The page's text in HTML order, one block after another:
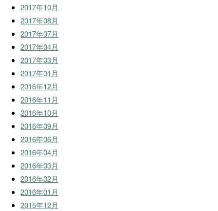
2017年10月
2017年08月
2017年07月
2017年04月
2017年03月
2017年01月
2016年12月
2016年11月
2016年10月
2016年09月
2016年06月
2016年04月
2016年03月
2016年02月
2016年01月
2015年12月